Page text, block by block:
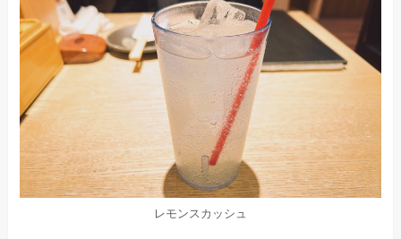
レモンスカッシュ